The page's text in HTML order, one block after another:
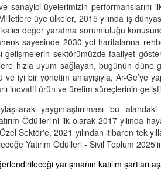
sanayici üyelerimizin
üye ülkeler, 2015 yılında iş
değer yaratma sorumluluğu
sayesinde 2030 yol haritalarına
gelişmelerin sektörümüzde faaliyet
hızla uyum sağlayan, bugünün
iyi bir yönetim anlayışıyla, Ar-Ge’ye
inovatif ürün ve üretim süreçlerinin
yaygınlaştırılması bu
Ödülleri’ni ilk olarak 2017 yılında
Sektör'e, 2021 yılından itibaren tek
Yatırım Ödülleri - Sivil Toplum
yarışmanın katılım şartları